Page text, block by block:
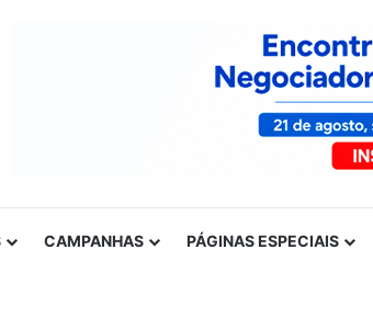
CAMPANHAS PÁGINAS ESPECIAIS